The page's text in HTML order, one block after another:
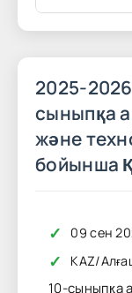
2025-
сыныпқа
және
бойынша
✓ 09 сен
✓ KAZ/
10-сыныпқа